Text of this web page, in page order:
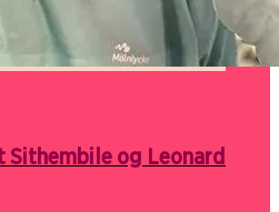
og Leonard